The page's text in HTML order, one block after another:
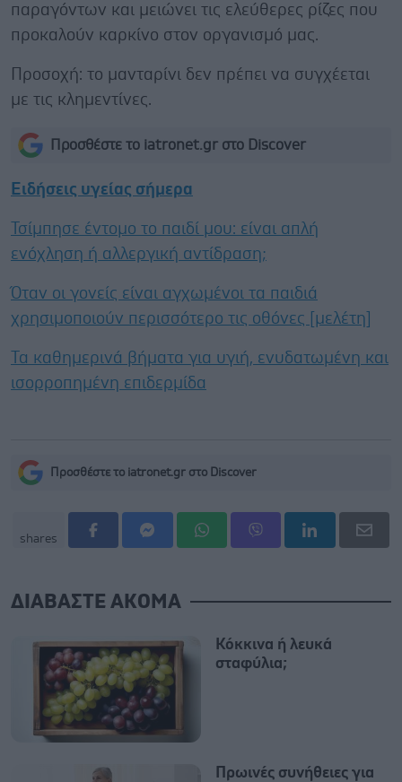
παραγόντων και μειώνει τις ελεύθερες ρίζες που
προκαλούν καρκίνο στον οργανισμό μας.
Προσοχή: το μανταρίνι δεν πρέπει να συγχέεται
με τις κλημεντίνες.
Προσθέστε το iatronet.gr στο Discover
Ειδήσεις υγείας σήμερα
Τσίμπησε έντομο το παιδί μου: είναι απλή
ενόχληση ή αλλεργική αντίδραση;
Όταν οι γονείς είναι αγχωμένοι τα παιδιά
χρησιμοποιούν περισσότερο τις οθόνες [μελέτη]
Τα καθημερινά βήματα για υγιή, ενυδατωμένη και
ισορροπημένη επιδερμίδα
Προσθέστε το iatronet.gr στο Discover
shares
ΔΙΑΒΑΣΤΕ ΑΚΟΜΑ
Κόκκινα ή λευκά
σταφύλια;
Πρωινές συνήθειες για